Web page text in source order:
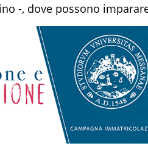
-, dove possono